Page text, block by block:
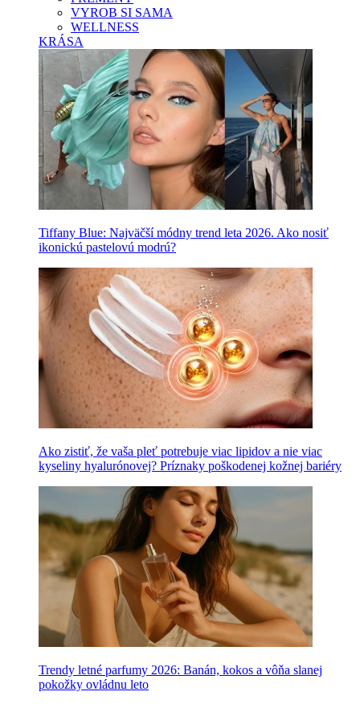
VYROB SI SAMA
WELLNESS
KRÁSA
Tiffany Blue: Najväčší módny trend leta 2026. Ako nosiť
ikonickú pastelovú modrú?
Ako zistiť, že vaša pleť potrebuje viac lipidov a nie viac
kyseliny hyalurónovej? Príznaky poškodenej kožnej bariéry
Trendy letné parfumy 2026: Banán, kokos a vôňa slanej
pokožky ovládnu leto